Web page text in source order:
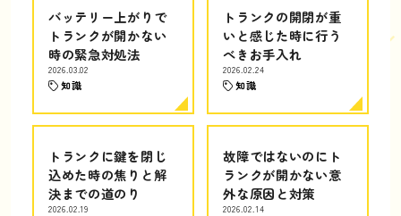
バッテリー上がりで
トランクが開かない
時の緊急対処法
2026.03.02
知識
トランクの開閉が重
いと感じた時に行う
べきお手入れ
2026.02.24
知識
トランクに鍵を閉じ
込めた時の焦りと解
決までの道のり
2026.02.19
故障ではないのにト
ランクが開かない意
外な原因と対策
2026.02.14